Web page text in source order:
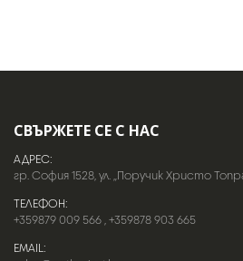
СВЪРЖЕТЕ СЕ С НАС
АДРЕС:
гр. София 1528, ул. „Поручик Христо
ТЕЛЕФОН:
+359879 009 566,+359878 903 665
EMAIL: